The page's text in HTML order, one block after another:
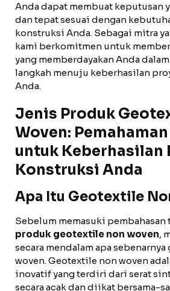
Anda dapat membuat keputusan
dan tepat sesuai dengan
konstruksi Anda. Sebagai mitra
kami berkomitmen untuk
yang memberdayakan Anda
langkah menuju keberhasilan
Anda.
Jenis Produk
Woven:
untuk Keberhasilan
Konstruksi Anda
Apa Itu Geotextile
Sebelum memasuki pembahasan
produk geotextile non woven,
secara mendalam apa
woven. Geotextile non woven
inovatif yang terdiri dari serat
secara acak dan diikat bersama-